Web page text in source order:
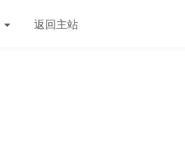
返回主站